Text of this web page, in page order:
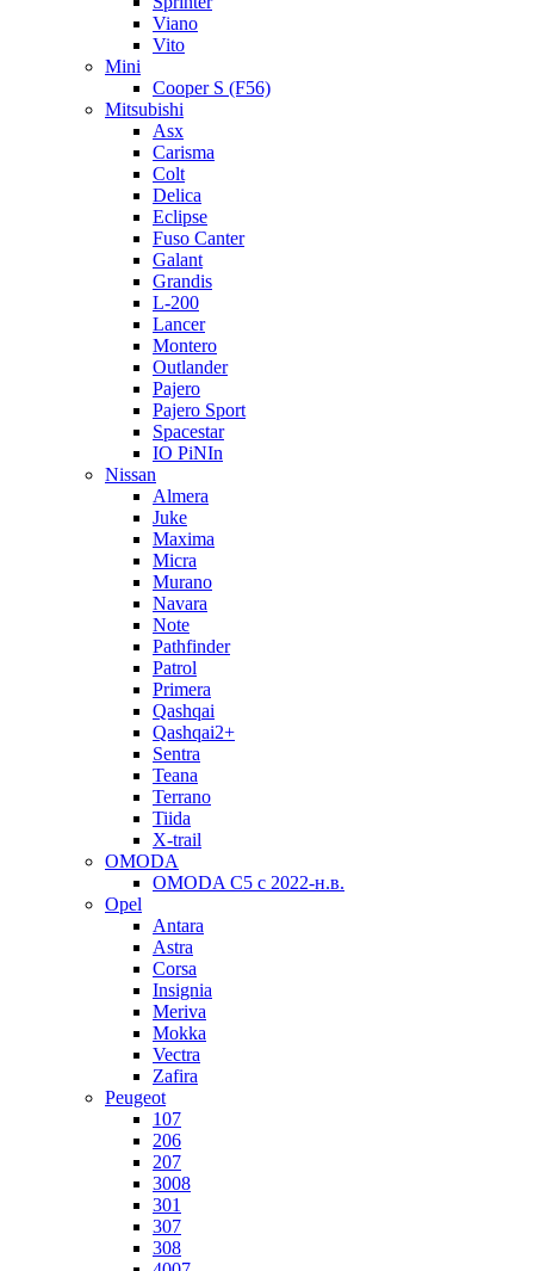
Viano
Vito
Mini
Cooper S (F56)
Mitsubishi
Asx
Carisma
Colt
Delica
Eclipse
Fuso Canter
Galant
Grandis
L-200
Lancer
Montero
Outlander
Pajero
Pajero Sport
Spacestar
IO PiNIn
Nissan
Almera
Juke
Maxima
Micra
Murano
Navara
Note
Pathfinder
Patrol
Primera
Qashqai
Qashqai2+
Sentra
Teana
Terrano
Tiida
X-trail
OMODA
OMODA C5 c 2022-н.в.
Opel
Antara
Astra
Corsa
Insignia
Meriva
Mokka
Vectra
Zafira
Peugeot
107
206
207
3008
301
307
308